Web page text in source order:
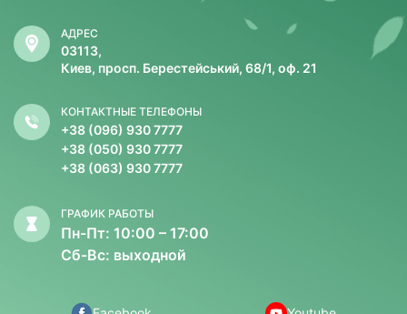
АДРЕС
03113,
Киев, просп. Берестейський, 68/1, оф. 21
КОНТАКТНЫЕ ТЕЛЕФОНЫ
+38 (096) 930 7777
+38 (050) 930 7777
+38 (063) 930 7777
ГРАФИК РАБОТЫ
Пн-Пт: 10:00 – 17:00
Сб-Вс: выходной